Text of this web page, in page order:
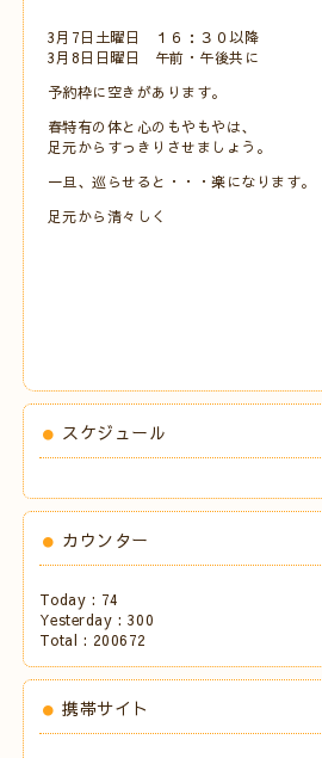
3月7日土曜日 １６：３０以降
3月8日日曜日 午前・午後共に
予約枠に空きがあります。
春特有の体と心のもやもやは、
足元からすっきりさせましょう。
一旦、巡らせると・・・楽になります。
足元から清々しく
スケジュール
カウンター
Today : 74
Yesterday : 300
Total : 200672
携帯サイト